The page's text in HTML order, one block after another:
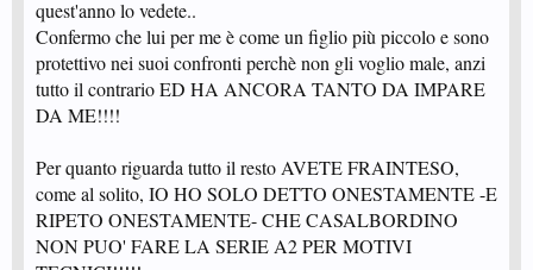
quest'anno lo vedete..
Confermo che lui per me è come un figlio più piccolo e sono
protettivo nei suoi confronti perchè non gli voglio male, anzi
tutto il contrario ED HA ANCORA TANTO DA IMPARE
DA ME!!!!
Per quanto riguarda tutto il resto AVETE FRAINTESO,
come al solito, IO HO SOLO DETTO ONESTAMENTE -E
RIPETO ONESTAMENTE- CHE CASALBORDINO
NON PUO' FARE LA SERIE A2 PER MOTIVI